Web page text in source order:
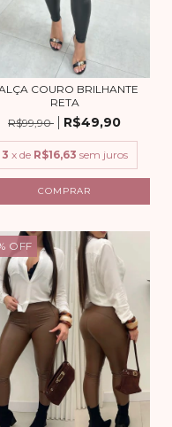
COURO BRILHANTE
RETA
R$99,90
R$49,90
3 x de R$16,63 sem juros
COMPRAR
OFF